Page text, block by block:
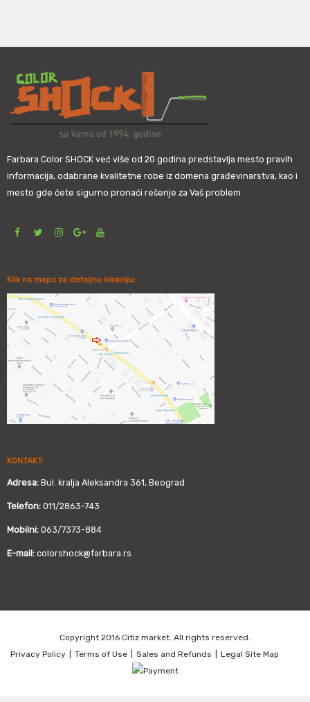
Farbara Color SHOCK već više od 20 godina predstavlja mesto pravih
informacija, odabrane kvalitetne robe iz domena građevinarstva, kao i
mesto gde ćete sigurno pronaći rešenje za Vaš problem
Klik na mapu za detaljnu lokaciju:
KONTAKT:
Adresa: Bul. kralja Aleksandra 361, Beograd
Telefon: 011/2863-743
Mobilni: 063/7373-884
E-mail: colorshock@farbara.rs
Copyright 2016 Citiz market. All rights reserved.
Privacy Policy
Terms of Use Sales and Refunds Legal Site Map